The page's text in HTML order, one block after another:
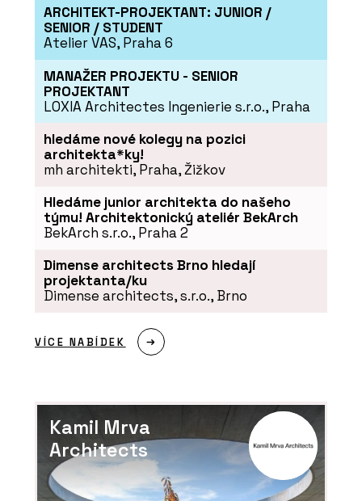
ARCHITEKT-PROJEKTANT: JUNIOR /
SENIOR / STUDENT
Atelier VAS, Praha 6
MANAŽER PROJEKTU - SENIOR
PROJEKTANT
LOXIA Architectes Ingenierie s.r.o., Praha
hledáme nové kolegy na pozici
architekta*ky!
mh architekti, Praha, Žižkov
Hledáme junior architekta do našeho
týmu! Architektonický ateliér BekArch
BekArch s.r.o., Praha 2
Dimense architects Brno hledají
projektanta/ku
Dimense architects, s.r.o., Brno
VÍCE NABÍDEK
Kamil Mrva
Architects